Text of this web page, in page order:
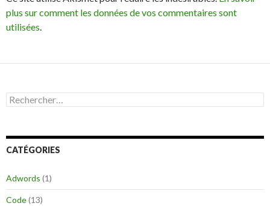
plus sur comment les données de vos commentaires sont
utilisées.
R
e
e
r
h
e
r
CATÉGORIES
Adwords (1)
Code(13)